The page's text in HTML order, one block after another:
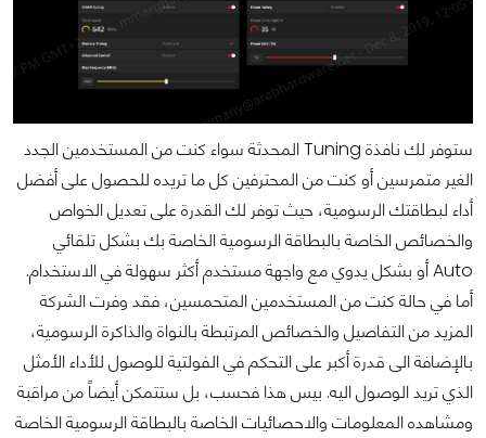
ستوفر لك نافذة Tuning المحدثة سواء كنت من المستخدمين الجدد
الغير متمرسين أو كنت من المحترفين كل ما تريده للحصول على أفضل
أداء لبطاقتك الرسومية، حيث توفر لك القدرة على تعديل الخواص
والخصائص الخاصة بالبطاقة الرسومية الخاصة بك بشكل تلقائي
Auto أو بشكل يدوي مع واجهة مستخدم أكثر سهولة في الاستخدام.
أما في حالة كنت من المستخدمين المتحمسين، فقد وفرت الشركة
المزيد من التفاصيل والخصائص المرتبطة بالنواة والذاكرة الرسومية،
بالإضافة الى قدرة أكبر على التحكم في الفولتية للوصول للأداء الأمثل
الذي تريد الوصول اليه. بيس هذا فحسب، بل ستتمكن أيضاً من مراقبة
ومشاهده المعلومات والاحصائيات الخاصة بالبطاقة الرسومية الخاصة